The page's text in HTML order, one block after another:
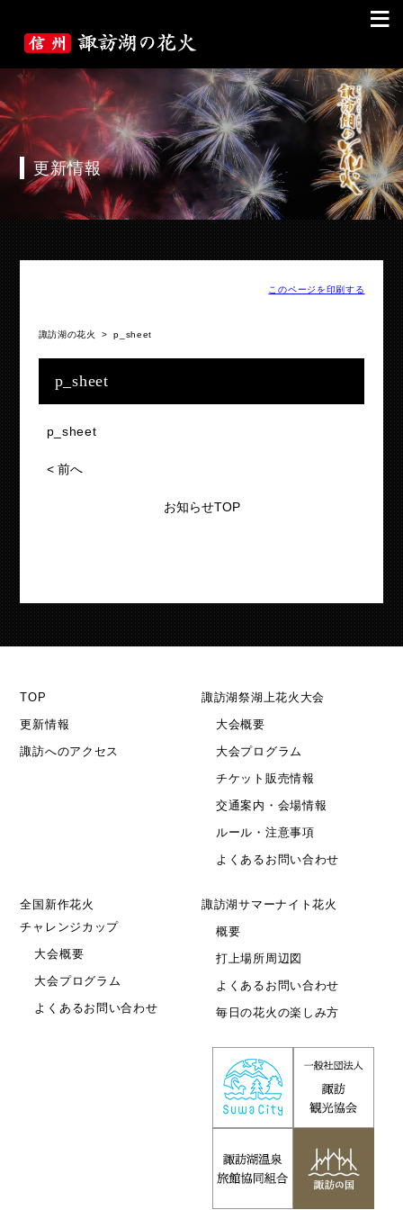
≡
更新情報
このページを印刷する
諏訪湖の花火 >p_sheet
p_sheet
p_sheet
<前へ
お知らせTOP
TOP
更新情報
諏訪へのアクセス
諏訪湖祭湖上花火大会
大会概要
大会プログラム
チケット販売情報
交通案内・会場情報
ルール・注意事項
よくあるお問い合わせ
全国新作花火
チャレンジカップ
大会概要
大会プログラム
よくあるお問い合わせ
諏訪湖サマーナイト花火
概要
打上場所周辺図
よくあるお問い合わせ
毎日の花火の楽しみ方